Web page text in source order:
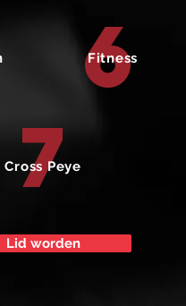
6
Fitness
7
Cross Peye
Lid worden